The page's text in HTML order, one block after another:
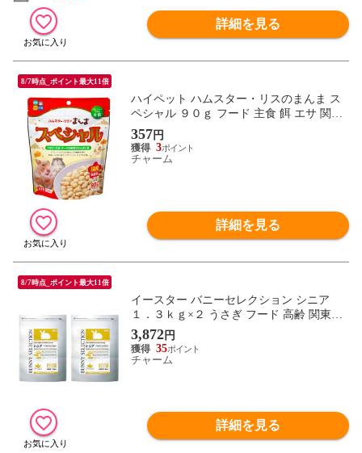
詳細を見る
8/7時点_ポイント最大11倍
ハイペット ハムスター・リスのまんま ス
ペシャル ９０ｇ フード 主食 餌 エサ 関東
当日便
357 円
3
チャーム
詳細を見る
8/7時点_ポイント最大11倍
イースター バニーセレクション シニア
１．３ｋｇ×２ うさぎ フード 高齢 関東当
日便
3,872円
35
チャーム
詳細を見る